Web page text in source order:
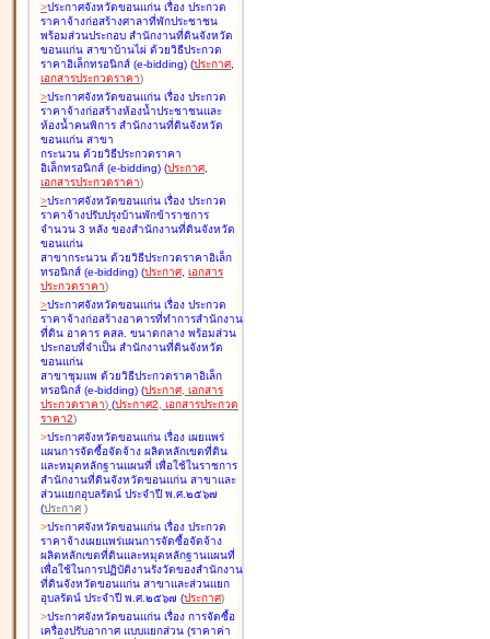
>ประกาศจังหวัดขอนแก่น เรื่อง ประกวด
ราคาจ้างก่อสร้างศาลาที่พักประชาชน
พร้อมส่วนประกอบ สำนักงานที่ดินจังหวัด
ขอนแก่น สาขาบ้านไผ่ ด้วยวิธีประกวด
ราคาอิเล็กทรอนิกส์ (e-bidding) (ประกาศ,
เอกสารประกวดราคา)
>ประกาศจังหวัดขอนแก่น เรื่อง ประกวด
ราคาจ้างก่อสร้างห้องน้ำประชาชนและ
ห้องน้ำคนพิการ สำนักงานที่ดินจังหวัด
ขอนแก่น สาขา
กระนวน ด้วยวิธีประกวดราคา
อิเล็กทรอนิกส์ (e-bidding) (ประกาศ,
เอกสารประกวดราคา)
>ประกาศจังหวัดขอนแก่น เรื่อง ประกวด
ราคาจ้างปรับปรุงบ้านพักข้าราชการ
จำนวน 3 หลัง ของสำนักงานที่ดินจังหวัด
ขอนแก่น
สาขากระนวน ด้วยวิธีประกวดราคาอิเล็ก
ทรอนิกส์ (e-bidding) (ประกาศ, เอกสาร
ประกวดราคา)
>ประกาศจังหวัดขอนแก่น เรื่อง ประกวด
ราคาจ้างก่อสร้างอาคารที่ทำการสำนักงาน
ที่ดิน อาคาร คสล. ขนาดกลาง พร้อมส่วน
ประกอบที่จำเป็น สำนักงานที่ดินจังหวัด
ขอนแก่น
สาขาชุมแพ ด้วยวิธีประกวดราคาอิเล็ก
ทรอนิกส์ (e-bidding) (ประกาศ, เอกสาร
ประกวดราคา) (ประกาศ2, เอกสารประกวด
ราคา2)
>ประกาศจังหวัดขอนแก่น เรื่อง เผยแพร่
แผนการจัดซื้อจัดจ้าง ผลิตหลักเขตที่ดิน
และหมุดหลักฐานแผนที่ เพื่อใช้ในราชการ
สำนักงานที่ดินจังหวัดขอนแก่น สาขาและ
ส่วนแยกอุบลรัตน์ ประจำปี พ.ศ.๒๕๖๗
(ประกาศ )
>ประกาศจังหวัดขอนแก่น เรื่อง ประกวด
ราคาจ้างเผยแพร่แผนการจัดซื้อจัดจ้าง
ผลิตหลักเขตที่ดินและหมุดหลักฐานแผนที่
เพื่อใช้ในการปฏิบัติงานรังวัดของสำนักงาน
ที่ดินจังหวัดขอนแก่น สาขาและส่วนแยก
อุบลรัตน์ ประจำปี พ.ศ.๒๕๖๗ (ประกาศ)
>ประกาศจังหวัดขอนแก่น เรื่อง การจัดซื้อ
เครื่องปรับอากาศ แบบแยกส่วน (ราคาค่า